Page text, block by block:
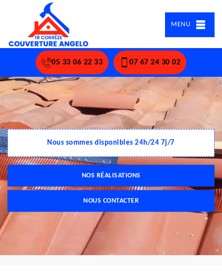
MENU
05 33 06 22 33 07 67 24 30 02
Nous sommes disponibles 24h/24 7j/7
NOS RÉALISATIONS
NOUS CONTACTER